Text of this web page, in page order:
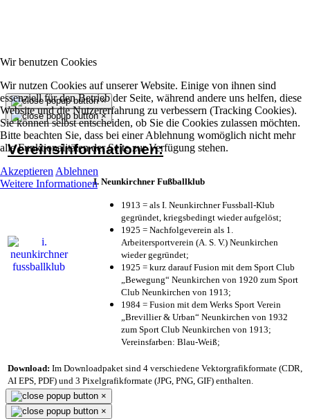
Wir benutzen Cookies
Wir nutzen Cookies auf unserer Website. Einige von ihnen sind
essenziell für den Betrieb der Seite, während andere uns helfen, diese
Website und die Nutzererfahrung zu verbessern (Tracking Cookies).
Sie können selbst entscheiden, ob Sie die Cookies zulassen möchten.
Bitte beachten Sie, dass bei einer Ablehnung womöglich nicht mehr
alle Funktionalitäten der Seite zur Verfügung stehen.
Akzeptieren Ablehnen
Weitere Informationen
×
×
Vereinsinformationen:
I. Neunkirchner Fußballklub
1913 = als I. Neunkirchner Fussball-Klub
gegründet, kriegsbedingt wieder aufgelöst;
1925 = Nachfolgeverein als 1.
Arbeitersportverein (A. S. V.) Neunkirchen
wieder gegründet;
1925 = kurz darauf Fusion mit dem Sport Club
„Bewegung“ Neunkirchen von 1920 zum Sport
Club Neunkirchen von 1913;
1984 = Fusion mit dem Werks Sport Verein
„Brevillier & Urban“ Neunkirchen von 1932
zum Sport Club Neunkirchen von 1913;
Vereinsfarben: Blau-Weiß;
Download: Im Downloadpaket sind 4 verschiedene Vektorgrafikformate (CDR,
AI EPS, PDF) und 3 Pixelgrafikformate (JPG, PNG, GIF) enthalten.
×
×